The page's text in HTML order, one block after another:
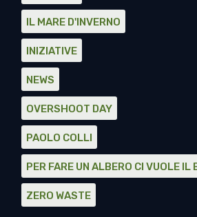
IL MARE D'INVERNO
INIZIATIVE
NEWS
OVERSHOOT DAY
PAOLO COLLI
PER FARE UN ALBERO CI VUOLE IL
ZERO WASTE